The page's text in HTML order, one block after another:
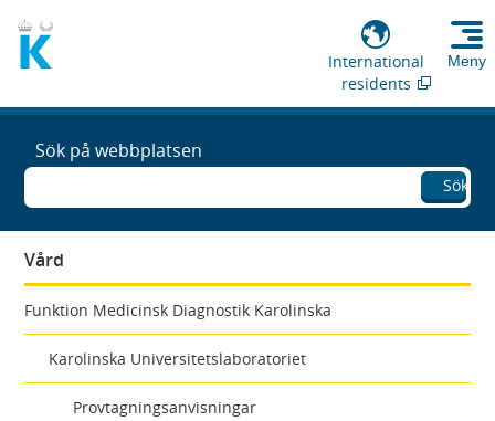
International
residents
Meny
Sök på webbplatsen
Sök
Vård
Funktion Medicinsk Diagnostik Karolinska
Karolinska Universitetslaboratoriet
Provtagningsanvisningar